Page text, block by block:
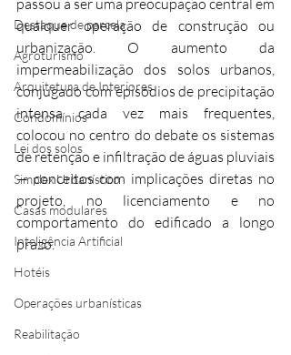
Destaque de parcela
Agroturismo
Arquitetura de Interiores
Condomínios
Lei dos solos
Simplex Urbanístico
Casas modulares
Inteligência Artificial
Hotéis
Operações urbanísticas
Reabilitação
passou a ser uma preocupação central em
qualquer operação de construção ou
urbanização. O aumento da
impermeabilização dos solos urbanos,
conjugado com episódios de precipitação
intensa cada vez mais frequentes,
colocou no centro do debate os sistemas
de retenção e infiltração de águas pluviais
— conceitos com implicações diretas no
projeto, no licenciamento e no
comportamento do edificado a longo
prazo.